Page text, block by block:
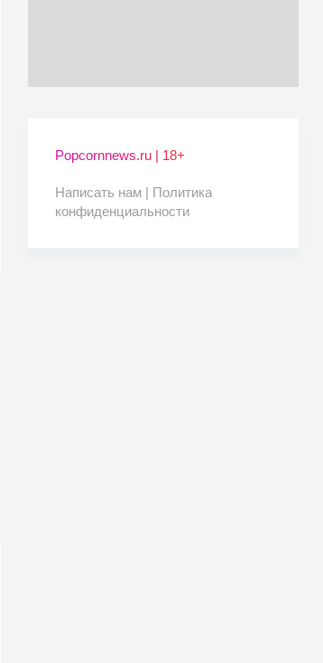
Popcornnews.ru | 18+
Написать нам | Политика
конфиденциальности